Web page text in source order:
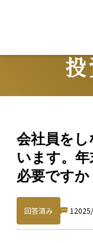
会社員を
います。
必要ですか
回答済み 1